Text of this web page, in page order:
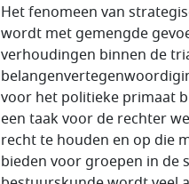
Het fenomeen van
wordt met gemengde
verhoudingen binnen de
voor het politieke primaat
een taak voor de rechter
recht te houden en op die
bieden voor groepen in de